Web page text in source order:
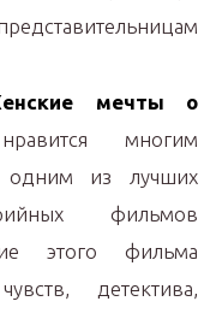
мечты о
многим
одним из лучших
фильмов
этого фильма
детектива,